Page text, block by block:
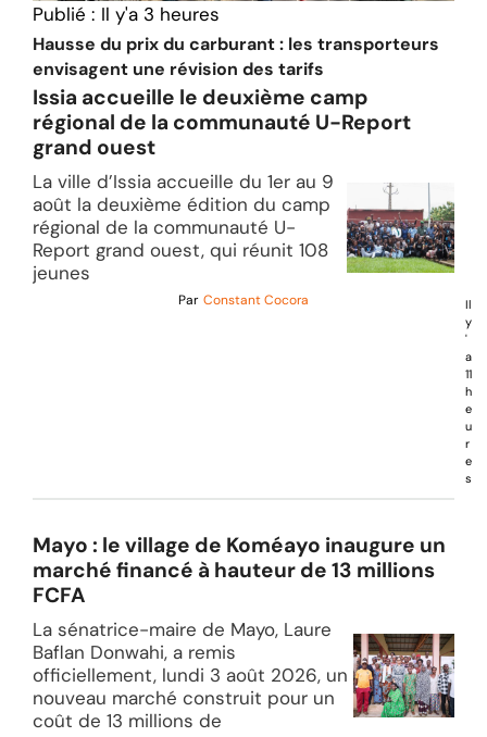
Publié : Il y'a 3 heures
Hausse du prix du carburant : les transporteurs
envisagent une révision des tarifs
Issia accueille le deuxième camp
régional de la communauté U-Report
grand ouest
La ville d’Issia accueille du 1er au 9
août la deuxième édition du camp
régional de la communauté U-
Report grand ouest, qui réunit 108
jeunes
Par Constant Cocora
Il
y
'
a
11
h
e
u
r
e
s
Mayo : le village de Koméayo inaugure un
marché financé à hauteur de 13 millions
FCFA
La sénatrice-maire de Mayo, Laure
Baflan Donwahi, a remis
officiellement, lundi 3 août 2026, un
nouveau marché construit pour un
coût de 13 millions de